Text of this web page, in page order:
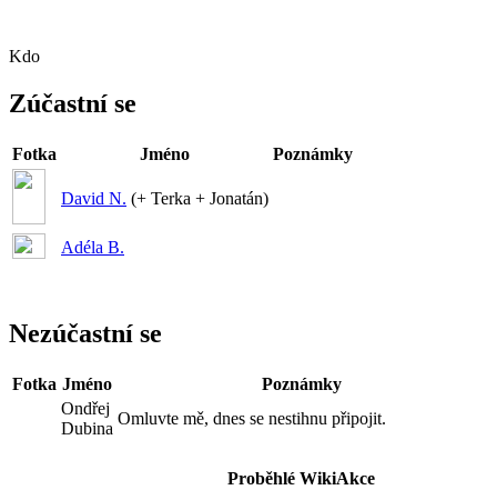
Kdo
Zúčastní se
Fotka Jméno Poznámky
David N. (+ Terka + Jonatán)
Adéla B.
Nezúčastní se
Fotka Jméno
Poznámky
Ondřej
Dubina
Omluvte mě, dnes se nestihnu připojit.
Proběhlé WikiAkce